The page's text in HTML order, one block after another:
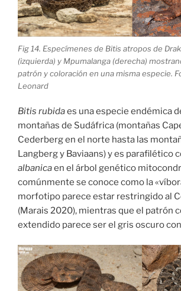
Fig 14. Especímenes de Bitis atropos de
(izquierda) y Mpumalanga (derecha)
patrón y coloración en una misma especie.
Leonard
Bitis rubidaes una especie endémica
montañas de Sudáfrica (montañas
Cederberg en el norte hasta las
Langberg y Baviaans) y es parafilético
albanicaen el árbol genético
comúnmente se conoce como la
morfotipo parece estar restringido al
(Marais 2020), mientras que el patrón
extendido parece ser el gris oscuro